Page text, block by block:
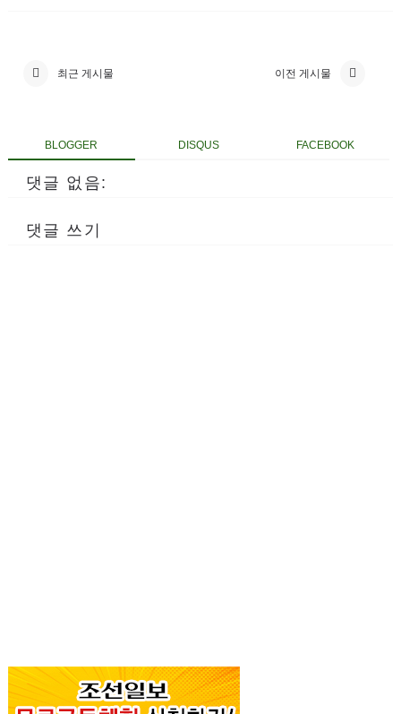
최근 게시물 이전 게시물
BLOGGER DISQUS FACEBOOK
댓글 없음:
댓글 쓰기